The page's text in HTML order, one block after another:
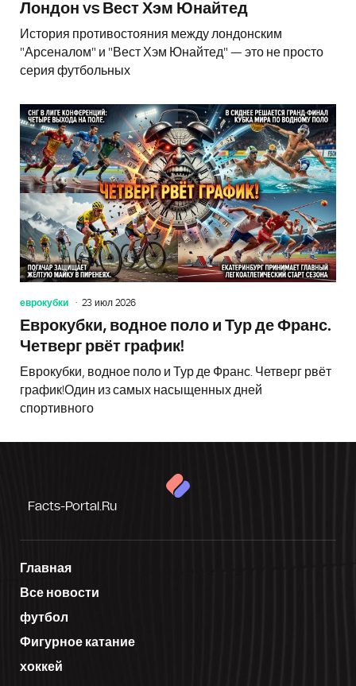
Лондон vs Вест Хэм Юнайтед
История противостояния между лондонским
"Арсеналом" и "Вест Хэм Юнайтед" — это не просто
серия футбольных
еврокубки 23 июл 2026
Еврокубки, водное поло и Тур де Франс.
Четверг рвёт график!
Еврокубки, водное поло и Тур де Франс. Четверг рвёт
график!Один из самых насыщенных дней
спортивного
Facts-Portal.ru
Главная
Все новости
футбол
Фигурное катание
хоккей